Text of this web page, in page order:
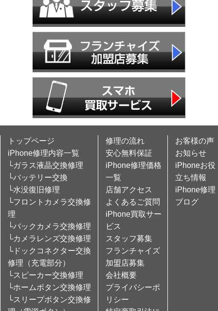
トップページ
iPhone修理内容一覧
└ガラス液晶交換修理
└バッテリー交換
└水没復旧修理
└フロントカメラ交換修
理
└バックカメラ交換修理
└カメラレンズ交換修理
└ドックコネクター交換
修理（充電部分）
└スピーカー交換修理
└ホームボタン交換修理
└スリープボタン交換修
修理の流れ
安心無料保証
iPhone修理価格
一覧
店舗アクセス
よくあるご質問
iPhone買取サー
ビス
スタッフ募集
フランチャイズ
加盟店募集
会社概要
プライバシーポ
リシー
お客様の声
お知らせ
iPhoneお役
立ち情報
iPhone修理
ブログ